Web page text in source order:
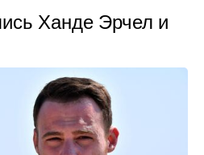
Ханде Эрчел и